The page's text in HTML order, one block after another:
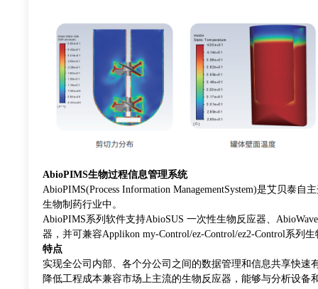
AbioPIMS生物过程信息管理系统
AbioPIMS(Process Information ManagementSystem)是艾贝泰
生物制药行业中。
AbioPIMS系列软件支持AbioSUS 一次性生物反应器、
器，并可兼容Applikon my-Control/ez-Control/ez2-Control系列
特点
实现全公司内部、各个分公司之间的数据管理和信息共享快
降低工程成本兼容市场上主流的生物反应器，能够与分析设